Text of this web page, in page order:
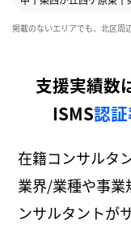
掲載のないエリアでも、北区周
支援実績数
ISMS認
在籍コンサルタ
業界/業種や事業
ンサルタントが